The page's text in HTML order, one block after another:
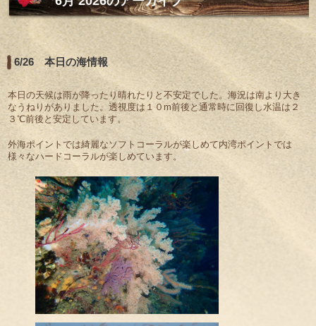
キ
ッ
プ
6/26 本日の海情報
本日の天候は雨が降ったり晴れたりと不安定でした。海況は南より大き
なうねりがありました。透視度は１０m前後と通常時に回復し水温は２
３℃前後と安定しています。
外海ポイントでは綺麗なソフトコーラルが楽しめて内湾ポイントでは
様々なハードコーラルが楽しめています。